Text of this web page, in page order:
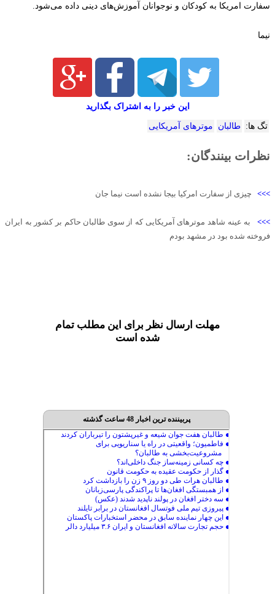
سفارت امریکا به کودکان و نوجوانان آموزش‌های دینی داده می‌شود.
نیما
این خبر را به اشتراک بگذارید
تگ ها: طالبان موترهای آمریکایی
نظرات بینندگان:
>>> چیزی از سفارت امرکیا بیجا نشده است نیما جان
>>> به عینه شاهد موترهای آمریکایی که از سوی طالبان حاکم بر کشور به ایران
فروخته شده بود در مشهد بودم
مهلت ارسال نظر برای این مطلب تمام
شده است
پربیننده ترین اخبار 48 ساعت گذشته